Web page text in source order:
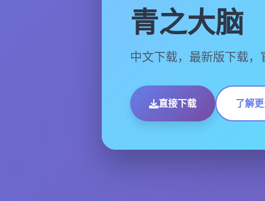
青之大脑
中文下载，最新版下载
直接下载 了解